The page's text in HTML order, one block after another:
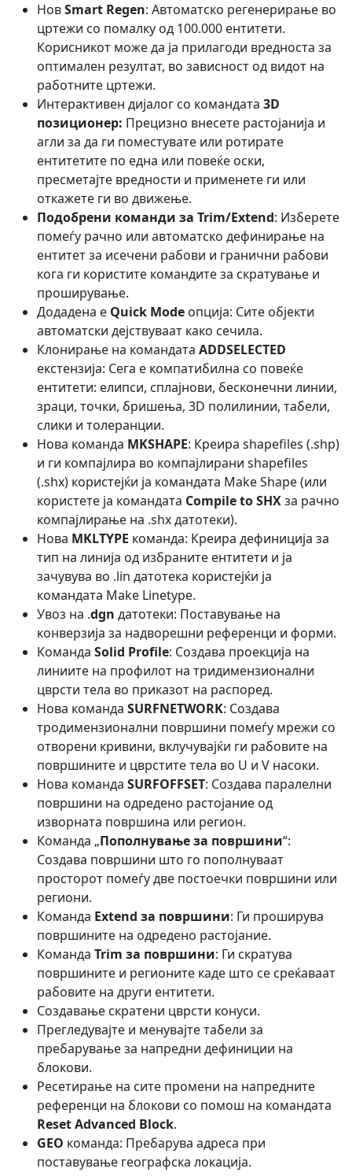
НовSmart Regen: Автоматско регенерирање во
цртежи со помалку од 100.000 ентитети.
Корисникот може да ја прилагоди вредноста за
оптимален резултат, во зависност од видот на
работните цртежи.
Интерактивен дијалог со командата 3D
позиционер: Прецизно внесете растојанија и
агли за да ги поместувате или ротирате
ентитетите по една или повеќе оски,
пресметајте вредности и применете ги или
откажете ги во движење.
Подобрени команди за Trim/Extend: Изберете
помеѓу рачно или автоматско дефинирање на
ентитет за исечени рабови и гранични рабови
кога ги користите командите за скратување и
проширување.
Додадена е Quick Mode опција: Сите објекти
автоматски дејствуваат како сечила.
Клонирање на командата ADDSELECTED
екстензија: Сега е компатибилна со повеќе
ентитети: елипси, сплајнови, бесконечни линии,
зраци, точки, бришења, 3D полилинии, табели,
слики и толеранции.
Нова команда MKSHAPE: Креира shapefiles (.shp)
и ги компајлира во компајлирани shapefiles
(.shx) користејќи ја командата Make Shape (или
користете ја командата Compile to SHXза рачно
компајлирање на .shx датотеки).
Нова MKLTYPE команда: Креира дефиниција за
тип на линија од избраните ентитети и ја
зачувува во .lin датотека користејќи ја
командата Make Linetype.
Увоз на .dgn датотеки: Поставување на
конверзија за надворешни референци и форми.
Команда Solid Profile: Создава проекција на
линиите на профилот на тридимензионални
цврсти тела во приказот на распоред.
Нова команда SURFNETWORK: Создава
тродимензионални површини помеѓу мрежи со
отворени кривини, вклучувајќи ги рабовите на
површините и цврстите тела во U и V насоки.
Нова команда SURFOFFSET: Создава паралелни
површини на одредено растојание од
изворната површина или регион.
Команда „Пополнување за површини“:
Создава површини што го пополнуваат
просторот помеѓу две постоечки површини или
региони.
Команда Extend за површини: Ги проширува
површините на одредено растојание.
Команда Trim за површини: Ги скратува
површините и регионите каде што се среќаваат
рабовите на други ентитети.
Создавање скратени цврсти конуси.
Прегледувајте и менувајте табели за
пребарување за напредни дефиниции на
блокови.
Ресетирање на сите промени на напредните
референци на блокови со помош на командата
Reset Advanced Block.
GEO команда: Пребарува адреса при
поставување географска локација.